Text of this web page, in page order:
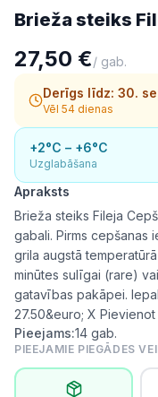
Gaļa
Brieža steiks
27,50 €/ gab.
Derīgs līdz: 30.
Vēl 54 dienas
+2°C – +6°C
Uzglabāšana
Apraksts
Brieža steiks Fileja
gabali. Pirms cepšanas
grila augstā
minūtes sulīgai (rare)
gatavības pakāpei.
27.50&euro; X
Pieejams:14 gab.
PIEEJAMIE PIEGĀDES